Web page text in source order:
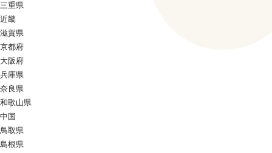
三重県
近畿
滋賀県
京都府
大阪府
兵庫県
奈良県
和歌山県
中国
鳥取県
島根県